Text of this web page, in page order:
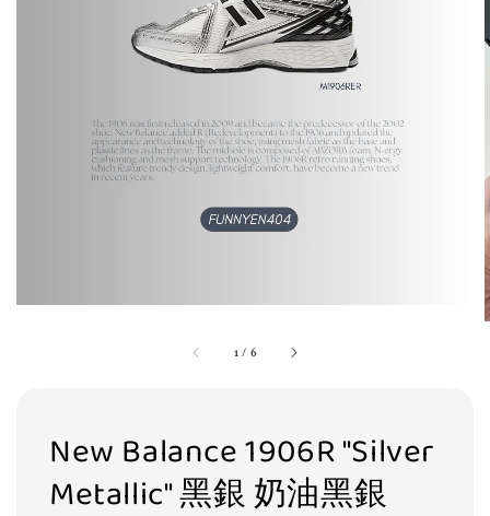
1 / 6
New Balance 1906R "Silver
Metallic" 黑銀 奶油黑銀